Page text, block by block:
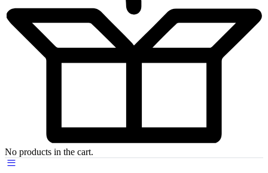
No products in the cart.